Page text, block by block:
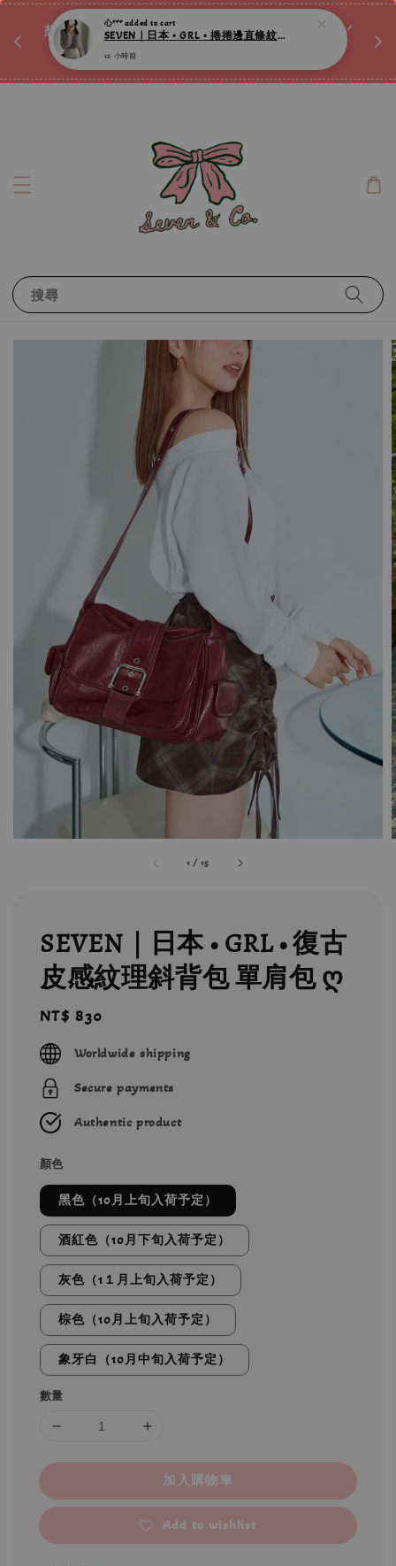
想訂製屬於自己的『水晶手鍊』嗎ꕀ♡ 私訊我們.ᐟ.ᐟ
📣Instagram 這邊按下去
搜尋
1 /15
SEVEN｜日本 • GRL • 復古
皮感紋理斜背包 單肩包 ღ
Regular
price
NT$ 830
Worldwide shipping
Secure payments
Authentic product
顏色
黑色（10月上旬入荷予定）
酒紅色（10月下旬入荷予定）
灰色（1１月上旬入荷予定）
棕色（10月上旬入荷予定）
象牙白（10月中旬入荷予定）
數量
加入購物車
Add to wishlist